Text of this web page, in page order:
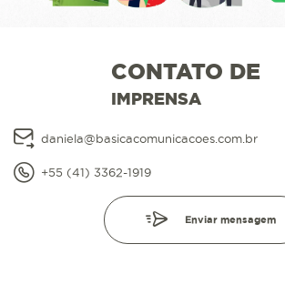
CONTATO DE
IMPRENSA
daniela@basicacomunicacoes.com.br
+55 (41) 3362-1919
Enviar mensagem